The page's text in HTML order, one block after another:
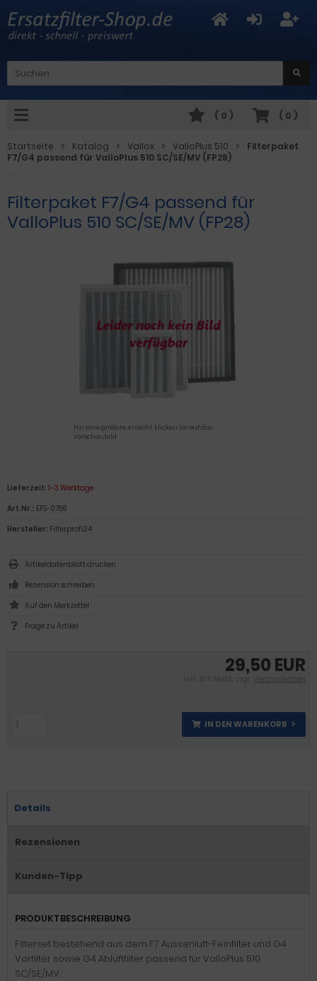
( 0 )
( 0 )
Startseite Katalog Vallox ValloPlus 510
Filterpaket
F7/G4 passend für ValloPlus 510 SC/SE/MV (FP28)
Filterpaket F7/G4 passend für
ValloPlus 510 SC/SE/MV (FP28)
Für eine größere Ansicht klicken Sie auf das
Vorschaubild
29,50 EUR
inkl. 19 % MwSt. zzgl. Versandkosten
IN DEN WARENKORB
Lieferzeit: 1-3 Werktage
Art.Nr.: EFS-0786
Hersteller: Filterprofi24
Artikeldatenblatt drucken
Rezension schreiben
Frage zu Artikel
Details
Rezensionen
Kunden-Tipp
PRODUKTBESCHREIBUNG
Filterset bestehend aus dem F7 Aussenluft-Feinfilter und G4
Vorfilter sowie G4 Abluftfilter passend für ValloPlus 510
SC/SE/MV.